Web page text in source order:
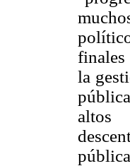
finales
la
altos